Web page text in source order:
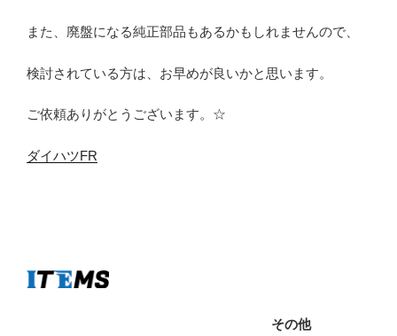
また、廃盤になる純正部品もあるかもしれませんので、
検討されている方は、お早めが良いかと思います。
ご依頼ありがとうございます。☆
ダイハツFR
その他